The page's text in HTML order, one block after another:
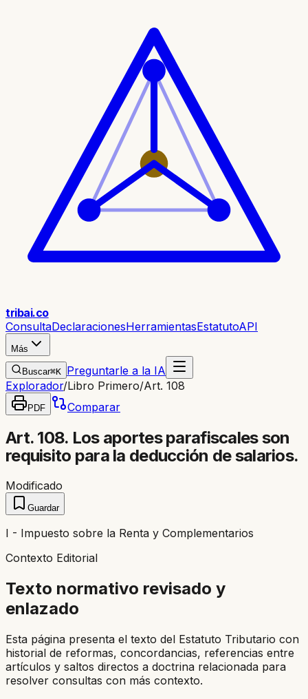
tribai.co
ConsultaDeclaracionesHerramientasEstatutoAPI
Más
Buscar⌘K Preguntarle a la IA
Explorador/Libro Primero/Art. 108
PDF Comparar
Art. 108. Los aportes parafiscales son
requisito para la deducción de salarios.
Modificado
Guardar
I - Impuesto sobre la Renta y Complementarios
Contexto Editorial
Texto normativo revisado y
enlazado
Esta página presenta el texto del Estatuto Tributario con
historial de reformas, concordancias, referencias entre
artículos y saltos directos a doctrina relacionada para
resolver consultas con más contexto.